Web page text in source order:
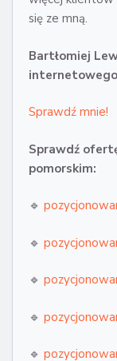
się ze mną.
Bartłomiej
Sprawdź mnie!
Sprawdź
pomorskim:
🔹
🔹
🔹
🔹
🔹